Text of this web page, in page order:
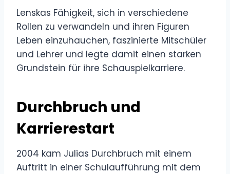
Lenskas Fähigkeit, sich in verschiedene
Rollen zu verwandeln und ihren Figuren
Leben einzuhauchen, faszinierte Mitschüler
und Lehrer und legte damit einen starken
Grundstein für ihre Schauspielkarriere.
Durchbruch und
Karrierestart
2004 kam Julias Durchbruch mit einem
Auftritt in einer Schulaufführung mit dem